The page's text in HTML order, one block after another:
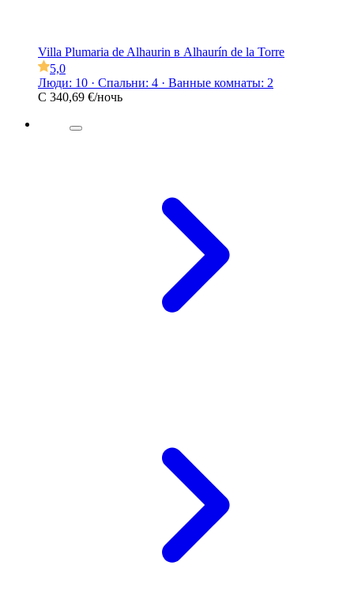
Villa Plumaria de Alhaurin в Alhaurín de la Torre
5,0
Люди: 10 · Спальни: 4 · Ванные комнаты: 2
С 340,69 €/ночь